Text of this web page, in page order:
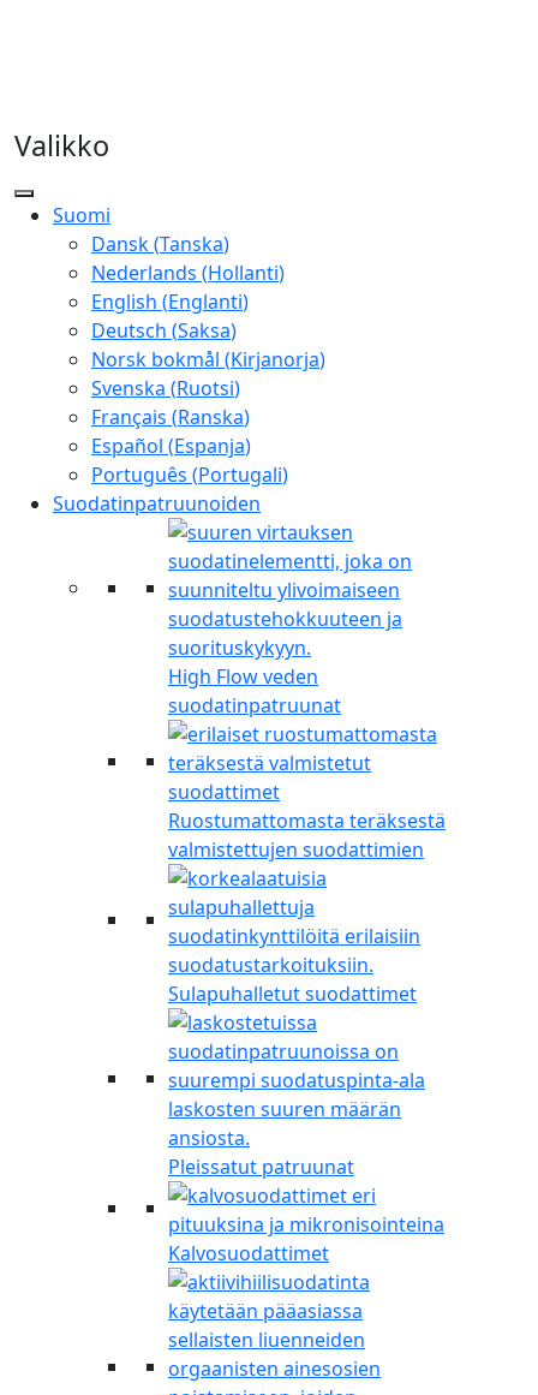
Valikko
Suomi
Dansk(Tanska)
Nederlands (Hollanti)
English (Englanti)
Deutsch (Saksa)
Norsk bokmål (Kirjanorja)
Svenska (Ruotsi)
Français (Ranska)
Español (Espanja)
Português (Portugali)
Suodatinpatruunoiden
High Flow veden
suodatinpatruunat
Ruostumattomasta teräksestä
valmistettujen suodattimien
Sulapuhalletut suodattimet
Pleissatut patruunat
Kalvosuodattimet